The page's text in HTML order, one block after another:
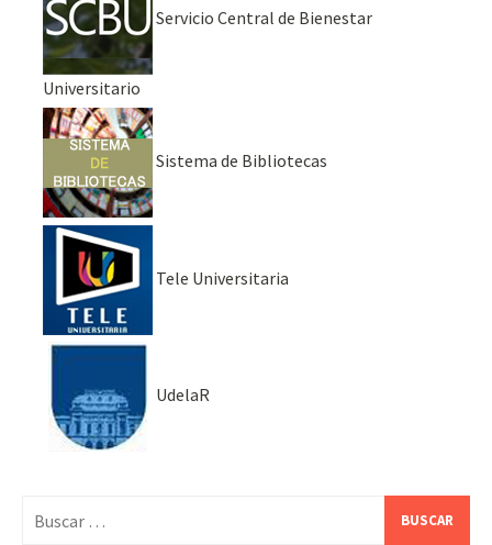
Servicio Central de Bienestar
Universitario
Sistema de Bibliotecas
Tele Universitaria
UdelaR